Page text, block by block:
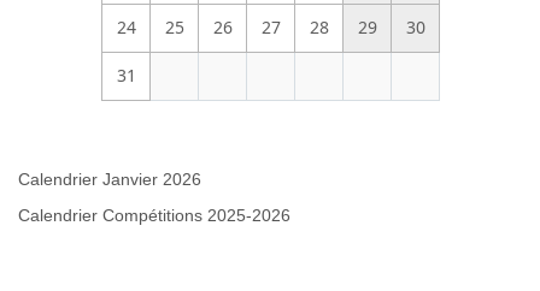
24 25 26 27 28 29 30
31
Calendrier Janvier 2026
Calendrier Compétitions 2025-2026